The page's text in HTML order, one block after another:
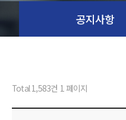
공지사항
Total 1,583건 1 페이지